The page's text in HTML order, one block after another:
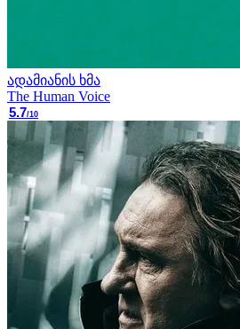
ადამიანის ხმა
The Human Voice
5.7/10